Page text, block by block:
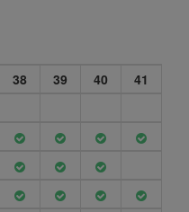
38 39 40
41